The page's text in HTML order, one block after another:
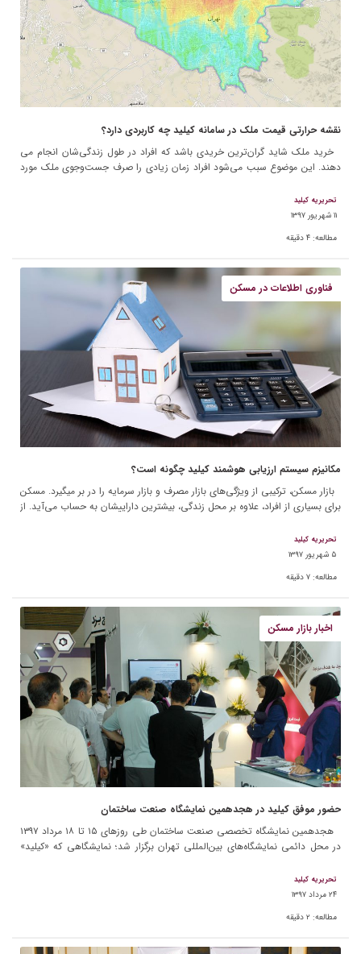
نقشه حرارتی قیمت ملک در سامانه کیلید چه کاربردی دارد؟
خرید ملک شاید گران‌­ترین خریدی باشد که افراد در طول زندگی‌شان انجام می­‌
دهند. این موضوع سبب می‌شود افراد زمان زیادی را صرف جست‌وجوی ملک مورد
تحریریه کیلید
۱۱ شهریور ۱۳۹۷
مطالعه: ۴ دقیقه
فناوری اطلاعات در مسکن
مکانیزم سیستم ارزیابی هوشمند کیلید چگونه است؟
بازار مسکن، ترکیبی از ویژگی‌های بازار مصرف و بازار سرمایه را در بر می‎گیرد. مسکن
برای بسیاری از افراد، علاوه بر محل زندگی، بیشترین داراییشان به حساب می‌آید. از
تحریریه کیلید
۵ شهریور ۱۳۹۷
مطالعه: ۷ دقیقه
اخبار بازار مسکن
حضور موفق کیلید در هجدهمین نمایشگاه صنعت ساختمان
هجدهمین نمایشگاه تخصصی صنعت ساختمان طی روزهای ۱۵ تا ۱۸ مرداد ۱۳۹۷
در محل دائمی نمایشگاه‌های بین‌المللی تهران برگزار شد؛ نمایشگاهی که «کیلید»
تحریریه کیلید
۲۴ مرداد ۱۳۹۷
مطالعه: ۲ دقیقه